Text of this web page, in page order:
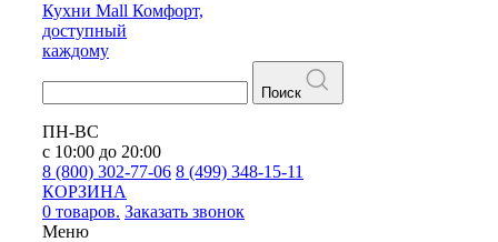
Кухни Mall Комфорт,
доступный
каждому
Поиск
ПН-ВС
с 10:00 до 20:00
8 (800) 302-77-06 8 (499) 348-15-11
КОРЗИНА
0 товаров. Заказать звонок
Меню